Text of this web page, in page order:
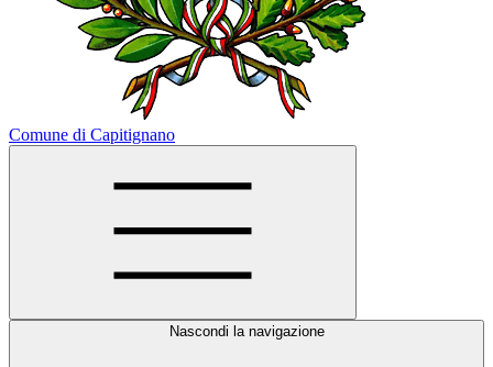
Comune di Capitignano
Nascondi la navigazione